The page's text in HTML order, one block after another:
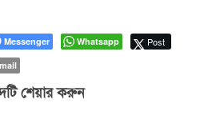
Messenger Whatsapp Post
শেয়ার করুন